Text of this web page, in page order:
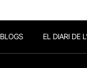
BLOGS EL DIARI DE